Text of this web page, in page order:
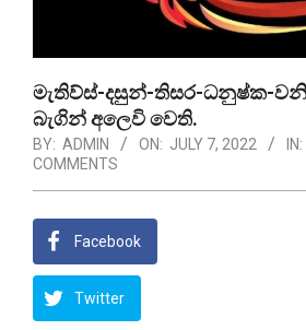
මැතිව්ස්-දසුන්-තිසර-ධනුෂ්ක-
බැගින් අලෙවි වෙති.
BY: ADMIN ON: JULY 7, 2022 IN:
COMMENTS
Facebook
Twitter